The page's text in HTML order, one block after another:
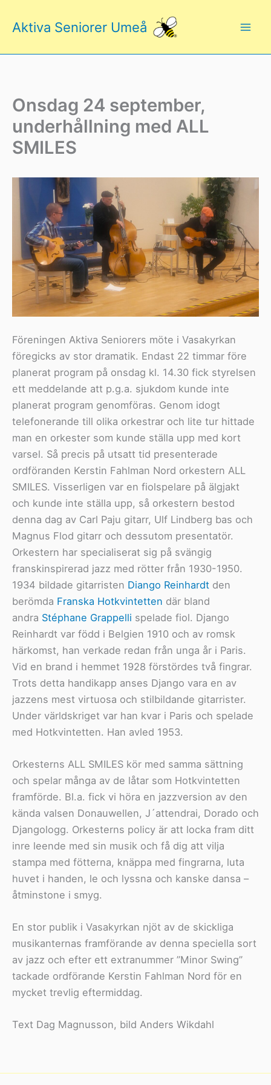
Aktiva Seniorer Umeå
Onsdag 24 september,
underhållning med ALL
SMILES
Föreningen Aktiva Seniorers möte i Vasakyrkan
föregicks av stor dramatik. Endast 22 timmar före
planerat program på onsdag kl. 14.30 fick styrelsen
ett meddelande att p.g.a. sjukdom kunde inte
planerat program genomföras. Genom idogt
telefonerande till olika orkestrar och lite tur hittade
man en orkester som kunde ställa upp med kort
varsel. Så precis på utsatt tid presenterade
ordföranden Kerstin Fahlman Nord orkestern ALL
SMILES. Visserligen var en fiolspelare på älgjakt
och kunde inte ställa upp, så orkestern bestod
denna dag av Carl Paju gitarr, Ulf Lindberg bas och
Magnus Flod gitarr och dessutom presentatör.
Orkestern har specialiserat sig på svängig
franskinspirerad jazz med rötter från 1930-1950.
1934 bildade gitarristen Diango Reinhardt den
berömda Franska Hotkvintetten där bland
andra Stéphane Grappelli spelade fiol. Django
Reinhardt var född i Belgien 1910 och av romsk
härkomst, han verkade redan från unga år i Paris.
Vid en brand i hemmet 1928 förstördes två fingrar.
Trots detta handikapp anses Django vara en av
jazzens mest virtuosa och stilbildande gitarrister.
Under världskriget var han kvar i Paris och spelade
med Hotkvintetten. Han avled 1953.
Orkesterns ALL SMILES kör med samma sättning
och spelar många av de låtar som Hotkvintetten
framförde. Bl.a. fick vi höra en jazzversion av den
kända valsen Donauwellen, J´attendrai, Dorado och
Djangologg. Orkesterns policy är att locka fram ditt
inre leende med sin musik och få dig att vilja
stampa med fötterna, knäppa med fingrarna, luta
huvet i handen, le och lyssna och kanske dansa –
åtminstone i smyg.
En stor publik i Vasakyrkan njöt av de skickliga
musikanternas framförande av denna speciella sort
av jazz och efter ett extranummer ”Minor Swing”
tackade ordförande Kerstin Fahlman Nord för en
mycket trevlig eftermiddag.
Text Dag Magnusson, bild Anders Wikdahl